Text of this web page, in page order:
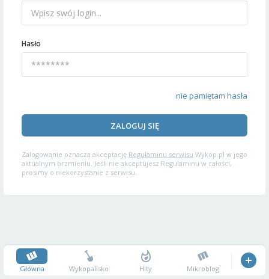
Hasło
nie pamiętam hasła
ZALOGUJ SIĘ
Zalogowanie oznacza akceptację Regulaminu serwisu Wykop.pl w jego
aktualnym brzmieniu. Jeśli nie akceptujesz Regulaminu w całości,
prosimy o niekorzystanie z serwisu.
Główna Wykopalisko Hity Mikroblog